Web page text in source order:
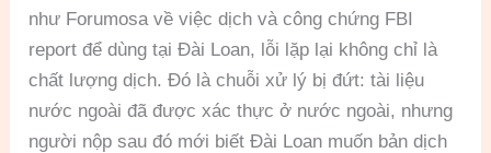
như Forumosa về việc dịch và công chứng FBI
report để dùng tại Đài Loan, lỗi lặp lại không chỉ là
chất lượng dịch. Đó là chuỗi xử lý bị đứt: tài liệu
nước ngoài đã được xác thực ở nước ngoài, nhưng
người nộp sau đó mới biết Đài Loan muốn bản dịch